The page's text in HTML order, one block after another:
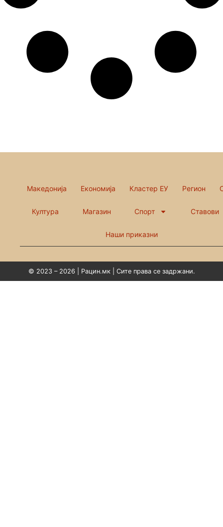
Македонија Економија Кластер ЕУ Регион
Култура Магазин Спорт Ставови
Наши приказни
© 2023 – 2026 | Рацин.мк | Сите права се задржани.